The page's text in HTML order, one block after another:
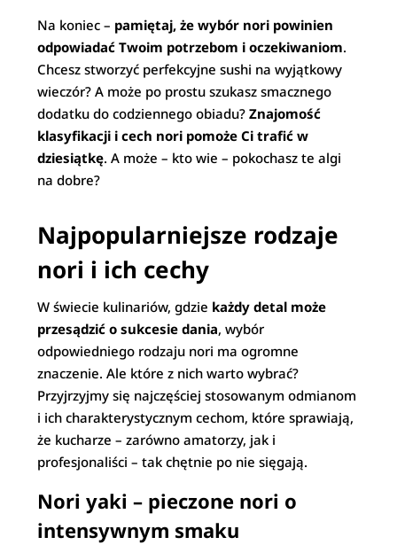
Na koniec – pamiętaj, że wybór nori powinien
odpowiadać Twoim potrzebom i oczekiwaniom.
Chcesz stworzyć perfekcyjne sushi na wyjątkowy
wieczór? A może po prostu szukasz smacznego
dodatku do codziennego obiadu?Znajomość
klasyfikacji i cech nori pomoże Ci trafić w
dziesiątkę. A może – kto wie – pokochasz te algi
na dobre?
Najpopularniejsze rodzaje
nori i ich cechy
W świecie kulinariów, gdzie każdy detal może
przesądzić o sukcesie dania, wybór
odpowiedniego rodzaju nori ma ogromne
znaczenie. Ale które z nich warto wybrać?
Przyjrzyjmy się najczęściej stosowanym odmianom
i ich charakterystycznym cechom, które sprawiają,
że kucharze – zarówno amatorzy, jak i
profesjonaliści – tak chętnie po nie sięgają.
Nori yaki – pieczone nori o
intensywnym smaku